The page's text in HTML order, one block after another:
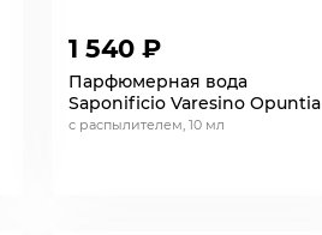
1 540 ₽
Парфюмерная вода
Saponificio Varesino Opuntia
с распылителем, 10 мл